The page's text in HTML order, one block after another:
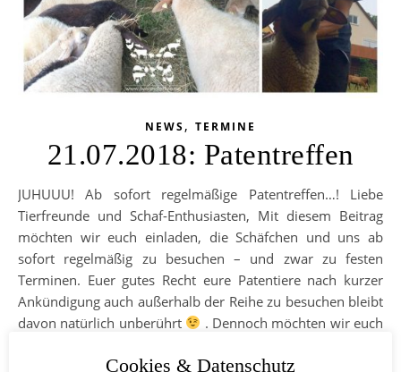
NEWS, TERMINE
21.07.2018: Patentreffen
JUHUUU! Ab sofort regelmäßige Patentreffen…! Liebe
Tierfreunde und Schaf-Enthusiasten, Mit diesem Beitrag
möchten wir euch einladen, die Schäfchen und uns ab
sofort regelmäßig zu besuchen – und zwar zu festen
Terminen. Euer gutes Recht eure Patentiere nach kurzer
Ankündigung auch außerhalb der Reihe zu besuchen bleibt
davon natürlich unberührt
. Dennoch möchten wir euch
gewisse Planung und natürlich auch Verabredungen mit
Cookies & Datenschutz